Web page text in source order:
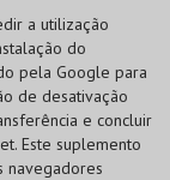
a utilização
do
pela Google para
de desativação
e concluir
Este suplemento
navegadores